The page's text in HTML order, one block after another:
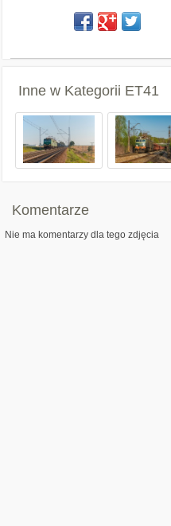
Inne w Kategorii ET41
Komentarze
Nie ma komentarzy dla tego zdjęcia